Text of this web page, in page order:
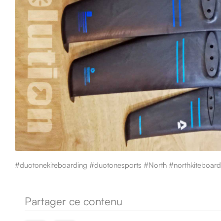
#duotonekiteboarding #duotonesports #North
Partager ce contenu